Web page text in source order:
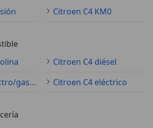
Citroen C4 KM0
Citroen C4 diésel
Citroen C4 electro/gasolina
Citroen C4 eléctrico